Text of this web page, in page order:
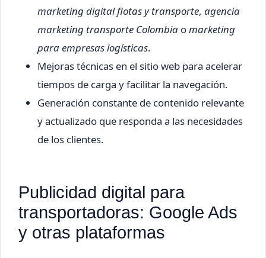
marketing digital flotas y transporte, agencia
marketing transporte Colombia omarketing
para empresas logísticas.
Mejoras técnicas en el sitio web para acelerar
tiempos de carga y facilitar la navegación.
Generación constante de contenido relevante
y actualizado que responda a las necesidades
de los clientes.
Publicidad digital para
transportadoras: Google Ads
y otras plataformas